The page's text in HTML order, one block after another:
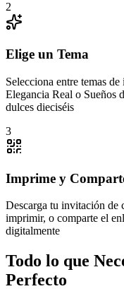
2
Elige un Tema
Selecciona entre temas
Elegancia Real o Sueños
dulces dieciséis
3
Imprime y
Descarga tu invitación de
imprimir, o comparte el
digitalmente
Todo lo que
Perfecto